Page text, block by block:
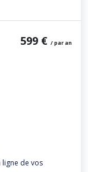
599 € / par an
ligne de vos